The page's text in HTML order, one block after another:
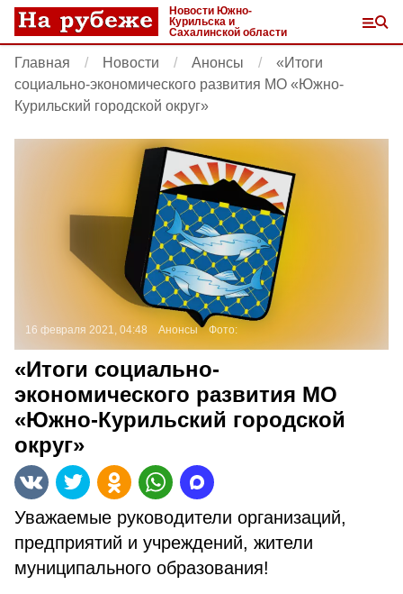
Новости Южно-
Курильска и
Сахалинской области
Главная Новости Анонсы
«Итоги
социально-экономического развития МО «Южно-
Курильский городской округ»
16 февраля 2021, 04:48 Анонсы Фото:
«Итоги социально-
экономического развития МО
«Южно-Курильский городской
округ»
Уважаемые руководители организаций,
предприятий и учреждений, жители
муниципального образования!